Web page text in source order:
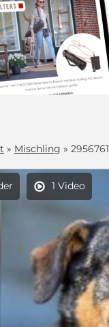
» Mischling » 2956761
 1 Video